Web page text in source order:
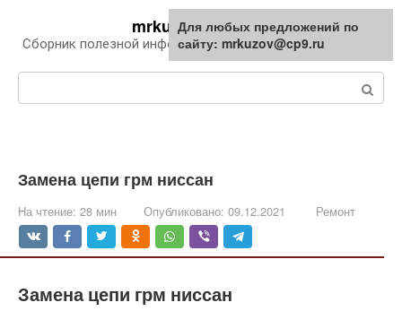
контенту
mrkuzov.ru
Сборник полезной информации про автомобили
Замена цепи грм ниссан
На чтение: 28 мин Опубликовано: 09.12.2021 Ремонт
Замена цепи грм ниссан
Для любых предложений по
сайту: mrkuzov@cp9.ru
Для любых предложений по
сайту: mrkuzov@cp9.ru